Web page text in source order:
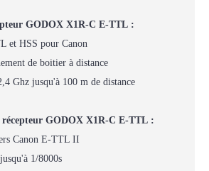
GODOX X1R-C E-TTL :
et HSS pour Canon
de boitier à distance
Ghz jusqu'à 100 m de distance
GODOX X1R-C E-TTL :
Canon E-TTL II
1/8000s